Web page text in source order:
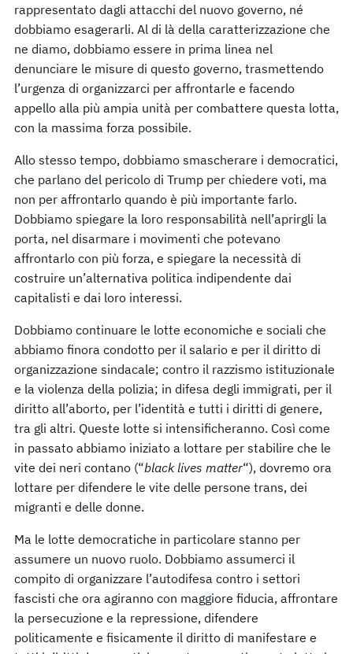
rappresentato dagli attacchi del nuovo governo, né
dobbiamo esagerarli. Al di là della caratterizzazione che
ne diamo, dobbiamo essere in prima linea nel
denunciare le misure di questo governo, trasmettendo
l’urgenza di organizzarci per affrontarle e facendo
appello alla più ampia unità per combattere questa lotta,
con la massima forza possibile.
Allo stesso tempo, dobbiamo smascherare i democratici,
che parlano del pericolo di Trump per chiedere voti, ma
non per affrontarlo quando è più importante farlo.
Dobbiamo spiegare la loro responsabilità nell’aprirgli la
porta, nel disarmare i movimenti che potevano
affrontarlo con più forza, e spiegare la necessità di
costruire un’alternativa politica indipendente dai
capitalisti e dai loro interessi.
Dobbiamo continuare le lotte economiche e sociali che
abbiamo finora condotto per il salario e per il diritto di
organizzazione sindacale; contro il razzismo istituzionale
e la violenza della polizia; in difesa degli immigrati, per il
diritto all’aborto, per l’identità e tutti i diritti di genere,
tra gli altri. Queste lotte si intensificheranno. Così come
in passato abbiamo iniziato a lottare per stabilire che le
vite dei neri contano (“black lives matter“), dovremo ora
lottare per difendere le vite delle persone trans, dei
migranti e delle donne.
Ma le lotte democratiche in particolare stanno per
assumere un nuovo ruolo. Dobbiamo assumerci il
compito di organizzare l’autodifesa contro i settori
fascisti che ora agiranno con maggiore fiducia, affrontare
la persecuzione e la repressione, difendere
politicamente e fisicamente il diritto di manifestare e